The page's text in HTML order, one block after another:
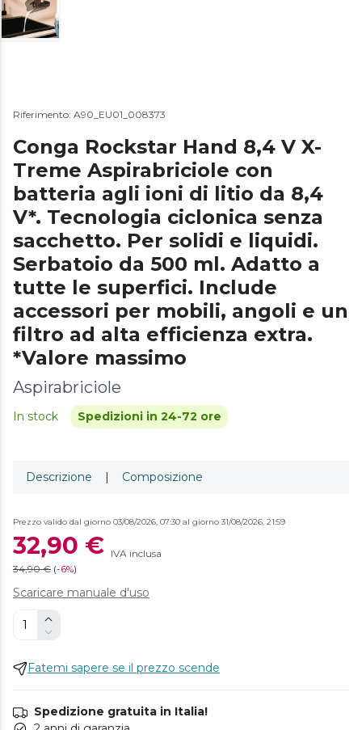
Riferimento: A90_EU01_008373
Conga Rockstar Hand 8,4 V X-
Treme Aspirabriciole con
batteria agli ioni di litio da 8,4
V*. Tecnologia ciclonica senza
sacchetto. Per solidi e liquidi.
Serbatoio da 500 ml. Adatto a
tutte le superfici. Include
accessori per mobili, angoli e un
filtro ad alta efficienza extra.
*Valore massimo
Aspirabriciole
In stock Spedizioni in 24-72 ore
Descrizione | Composizione
Prezzo valido dal giorno 03/08/2026, 07:30 al giorno 31/08/2026, 21:59
32,90 € IVA inclusa
34,90 € (-6%)
Scaricare manuale d'uso
Fatemi sapere se il prezzo scende
Spedizione gratuita in Italia!